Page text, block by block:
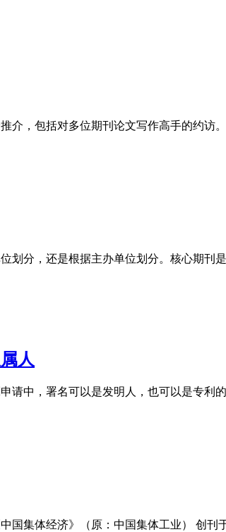
介，包括对多位期刊论文写作高手的约
划分，还是根据主办单位划分。核心期
人
请中，署名可以是发明人，也可以是专
集体经济》（原：中国集体工业） 创